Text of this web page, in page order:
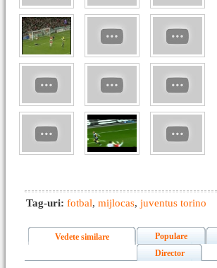
Tag-uri: fotbal, mijlocas, juventus torino
Vedete similare Populare
Director